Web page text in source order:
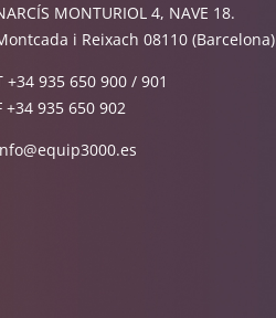
MONTURIOL 4, NAVE 18.
i Reixach 08110 (Barcelona)
+34 935 650 900 /901
+34 935 650 902